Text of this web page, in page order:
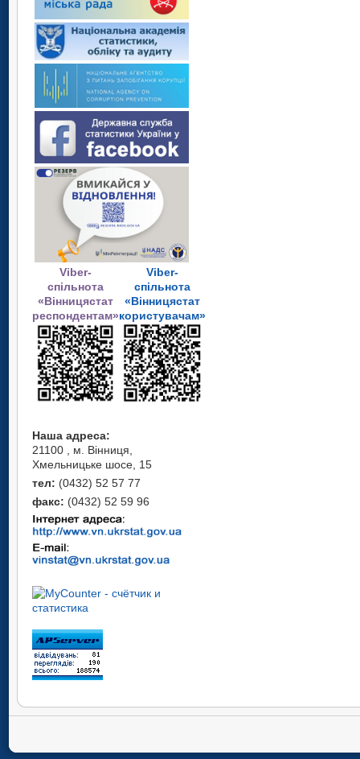
Viber-
спільнота
«Вінницястат
респондентам»
Viber-
спільнота
«Вінницястат
користувачам»
Наша адреса:
21100 , м. Вінниця,
Хмельницьке шосе, 15
тел: (0432) 52 57 77
факс: (0432) 52 59 96